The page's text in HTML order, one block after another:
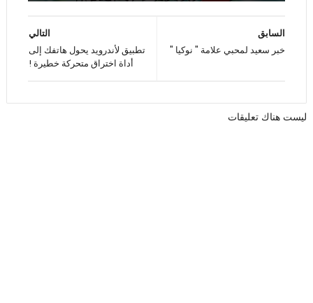
التالي
تطبيق لأندرويد يحول هاتفك إلى
أداة اختراق متحركة خطيرة !
السابق
خبر سعيد لمحبي علامة " نوكيا "
ليست هناك تعليقات